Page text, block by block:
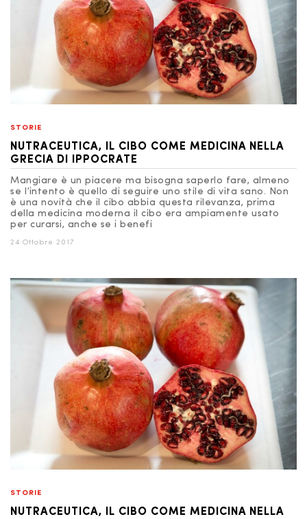
STORIE
NUTRACEUTICA, IL CIBO COME MEDICINA NELLA
GRECIA DI IPPOCRATE
Mangiare è un piacere ma bisogna saperlo fare, almeno
se l’intento è quello di seguire uno stile di vita sano. Non
è una novità che il cibo abbia questa rilevanza, prima
della medicina moderna il cibo era ampiamente usato
per curarsi, anche se i benefi
24 Ottobre 2017
STORIE
NUTRACEUTICA, IL CIBO COME MEDICINA NELLA